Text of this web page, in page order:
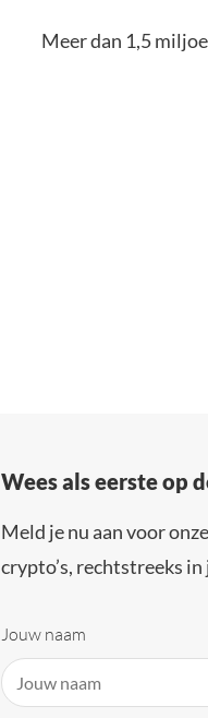
Meer dan 1,5
Wees als eerste op
Meld je nu aan voor
crypto’s, rechtstreeks in
Jouw naam